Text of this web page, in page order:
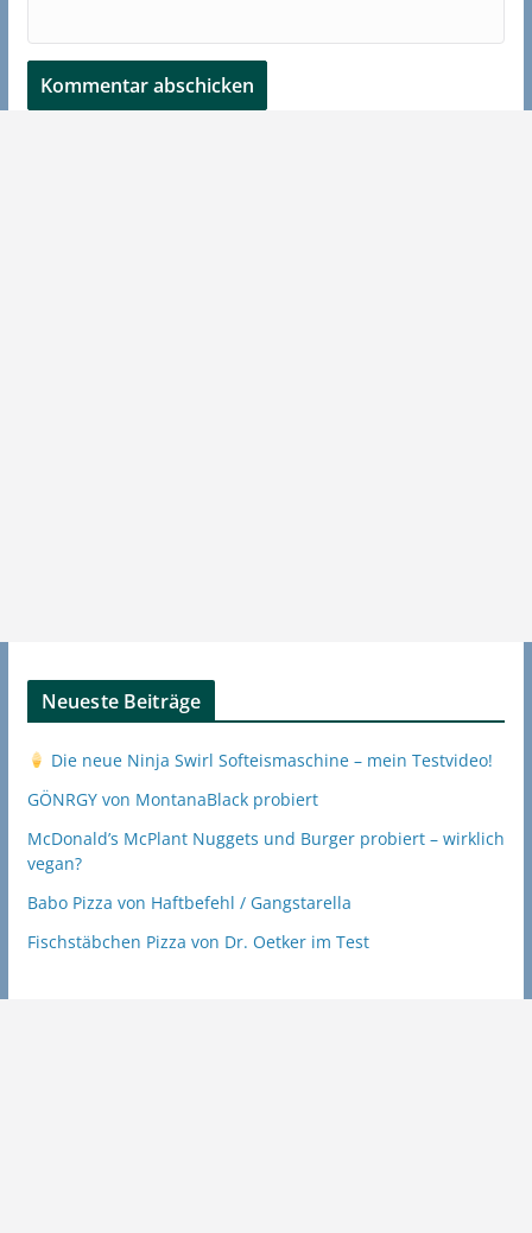
Neueste Beiträge
Die neue Ninja Swirl Softeismaschine – mein Testvideo!
GÖNRGY von MontanaBlack probiert
McDonald’s McPlant Nuggets und Burger probiert – wirklich
vegan?
Babo Pizza von Haftbefehl / Gangstarella
Fischstäbchen Pizza von Dr. Oetker im Test